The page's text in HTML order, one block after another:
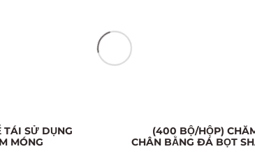
TÁI SỬ DỤNG
MÓNG
(400 BỘ/HỘP)
CHÂN BẰNG ĐÁ BỌT